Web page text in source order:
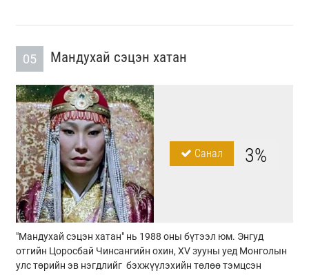
05 Мандухай сэцэн хатан
Санал 3%
"Мандухай сэцэн хатан" нь 1988 оны бүтээл юм. Энгуд
отгийн Цоросбай Чинсангийн охин, ХV зууны уед Монголын
улс төрийн эв нэгдлийг бэхжүүлэхийн төлөө тэмцсэн